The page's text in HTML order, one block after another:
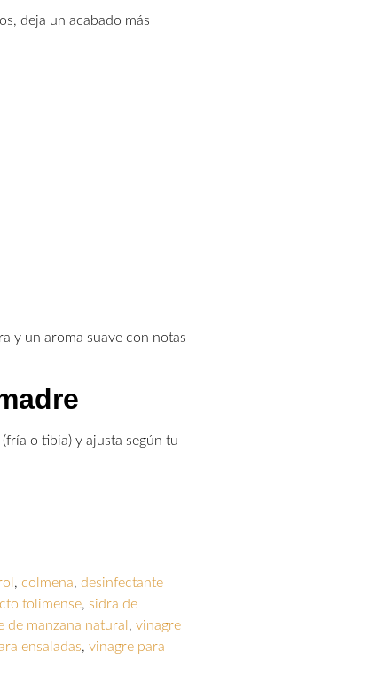
deja un acabado más
y un aroma suave con notas
o tibia) y ajusta según tu
, colmena, desinfectante
tolimense, sidra de
de manzana natural, vinagre
ensaladas, vinagre para